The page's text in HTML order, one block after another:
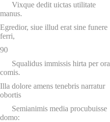
Vixque dedit uictas utilitate
manus.
Egredior, siue illud erat sine funere
ferri,
90
Squalidus immissis hirta per ora
comis.
Illa dolore amens tenebris narratur
obortis
Semianimis media procubuisse
domo: